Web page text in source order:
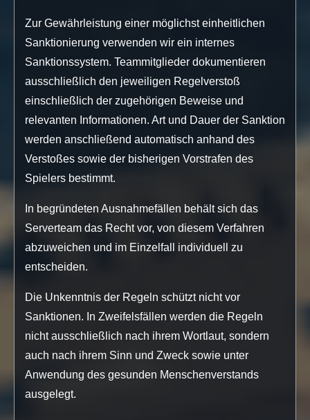
Zur Gewährleistung einer möglichst einheitlichen
Sanktionierung verwenden wir ein internes
Sanktionssystem. Teammitglieder dokumentieren
ausschließlich den jeweiligen Regelverstoß
einschließlich der zugehörigen Beweise und
relevanten Informationen. Art und Dauer der Sanktion
werden anschließend automatisch anhand des
Verstoßes sowie der bisherigen Vorstrafen des
Spielers bestimmt.
In begründeten Ausnahmefällen behält sich das
Serverteam das Recht vor, von diesem Verfahren
abzuweichen und im Einzelfall individuell zu
entscheiden.
Die Unkenntnis der Regeln schützt nicht vor
Sanktionen. In Zweifelsfällen werden die Regeln
nicht ausschließlich nach ihrem Wortlaut, sondern
auch nach ihrem Sinn und Zweck sowie unter
Anwendung des gesunden Menschenverstands
ausgelegt.